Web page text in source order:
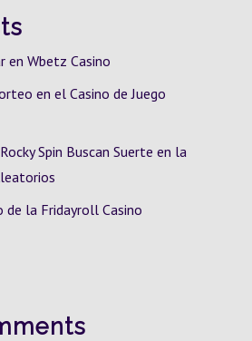
en Wbetz Casino
en el Casino de Juego
Spin Buscan Suerte en la
la Fridayroll Casino